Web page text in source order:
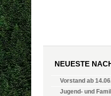
NEUESTE
Vorstand ab
Jugend- und